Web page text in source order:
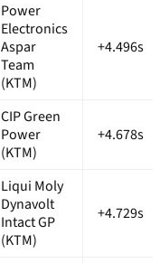
Power
Electronics
Aspar
Team
(KTM)
+4.496s
CIP Green
Power
(KTM)
+4.678s
Liqui Moly
Dynavolt
Intact GP
(KTM)
+4.729s